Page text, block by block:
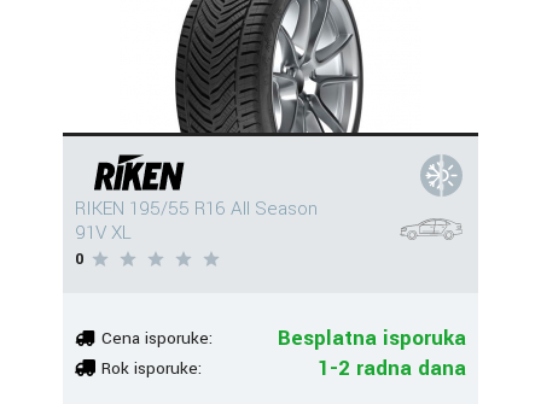
RIKEN 195/55 R16 All Season
91V XL
0
Cena isporuke: Besplatna isporuka
Rok isporuke: 1-2 radna dana